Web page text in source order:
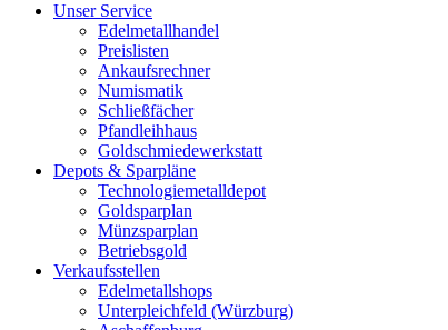
Unser Service
Edelmetallhandel
Preislisten
Ankaufsrechner
Numismatik
Schließfächer
Pfandleihhaus
Goldschmiedewerkstatt
Depots & Sparpläne
Technologiemetalldepot
Goldsparplan
Münzsparplan
Betriebsgold
Verkaufsstellen
Edelmetallshops
Unterpleichfeld (Würzburg)